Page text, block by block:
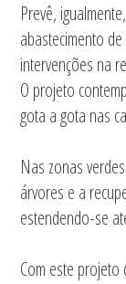
Prevê,
abastecimento
intervenções na
O projeto
gota a gota nas
Nas zonas
árvores e a
estendendo-se
Com este